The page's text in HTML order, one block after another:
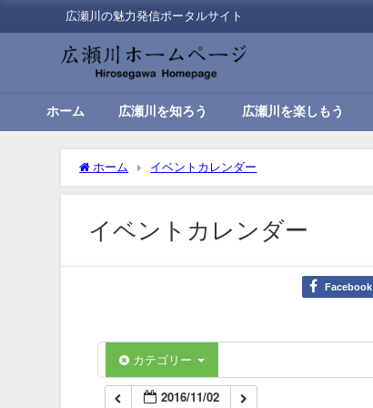
広瀬川の魅力発信ポータルサイト
ホーム 広瀬川を知ろう 広瀬川を楽しもう
ホーム イベントカレンダー
イベントカレンダー
Facebook
カテゴリー
2016/11/02
01:00
04:00
06:00